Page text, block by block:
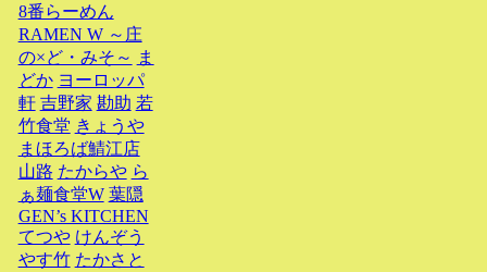
8番らーめん
RAMEN W ～庄
の×ど・みそ～ ま
どか ヨーロッパ
軒 吉野家 勘助 若
竹食堂 きょうや
まほろば鯖江店
山路 たからや ら
ぁ麺食堂W 葉隠
GEN’s KITCHEN
てつや けんぞう
やす竹 たかさと